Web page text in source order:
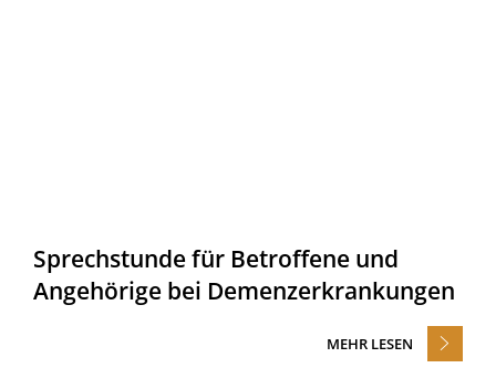
Sprechstunde für Betroffene und
Angehörige bei Demenzerkrankungen
MEHR LESEN